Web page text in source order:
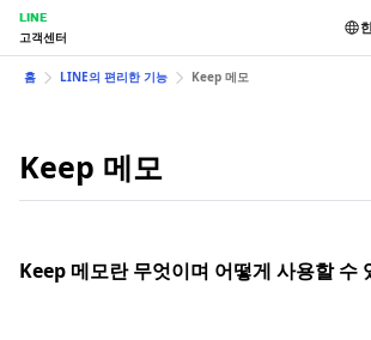
LINE
고객센터
홈 LINE의 편리한 기능 Keep 메모
Keep 메모
Keep 메모란 무엇이며 어떻게 사용할 수